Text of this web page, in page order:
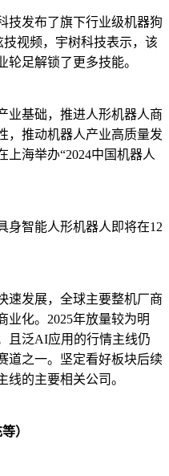
技发布了旗下行业级机器狗
视频，宇树科技表示，该
足解锁了更多技能。
业基础，推进人形机器人商
，推动机器人产业高质量发
上海举办“2024中国机器人
身智能人形机器人即将在12
速发展，全球主要整机厂商
业化。2025年放量较为明
且泛AI应用的行情主线仍
道之一。坚定看好板块后续
的主要相关公司。
）